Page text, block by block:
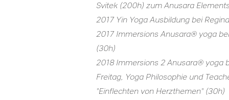
Svitek (200h) zum Anusara
2017 Yin Yoga Ausbildung bei
2017 Immersions Anusara® yoga
(30h)
2018 Immersions 2 Anusara® yoga
Freitag, Yoga Philosophie und
"Einflechten von Herzthemen" (30h)